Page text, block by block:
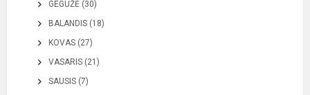
GEGUŽĖ (30)
BALANDIS (18)
KOVAS (27)
VASARIS (21)
SAUSIS (7)